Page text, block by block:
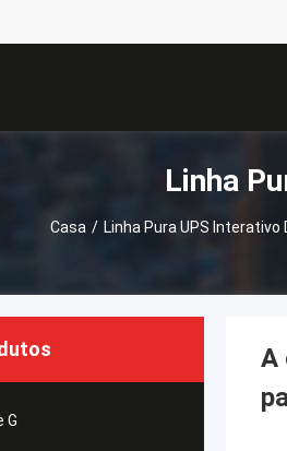
Linha
Casa / Linha Pura UPS Interativo
G
A